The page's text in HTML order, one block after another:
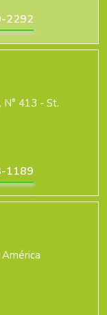
2292
N° 413 - St.
1189